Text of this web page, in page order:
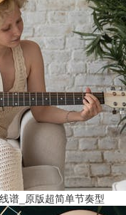
谱_原版超简单节奏型